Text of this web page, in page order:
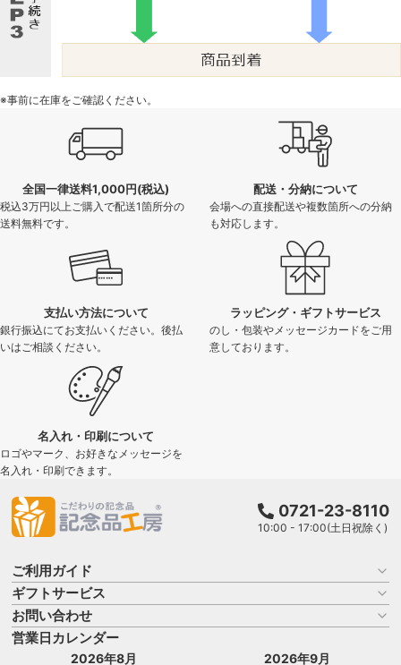
※事前に在庫をご確認ください。
全国一律送料1,000円(税込)
税込3万円以上ご購入で配送1箇所分の
送料無料です。
配送・分納について
会場への直接配送や複数箇所への分納
も対応します。
支払い方法について
銀行振込にてお支払いください。後払
いはご相談ください。
ラッピング・ギフトサービス
のし・包装やメッセージカードをご用
意しております。
名入れ・印刷について
ロゴやマーク、お好きなメッセージを
名入れ・印刷できます。
0721-23-8110
10:00 - 17:00(土日祝除く)
ご利用ガイド
お買い物ガイド
よくある質問
はじめての記念品選び
記念品工房の使い方
ギフトサービス
名入れについて
のし
お問い合わせ
商品選びを相談する
名入れについて相談する
営業日カレンダー
2026年8月 2026年9月